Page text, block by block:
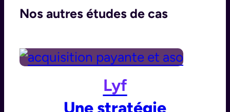
Nos autres études de cas
Lyf
Une stratégie